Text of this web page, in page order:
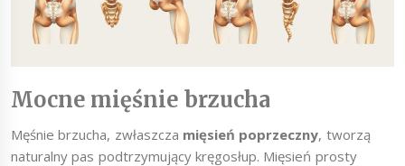
Mocne mięśnie brzucha
Męśnie brzucha, zwłaszcza mięsień poprzeczny, tworzą
naturalny pas podtrzymujący kręgosłup. Mięsień prosty